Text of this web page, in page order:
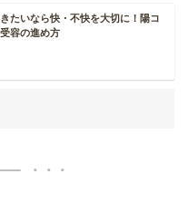
たいなら快・不快を大切に！陽コ
容の進め方